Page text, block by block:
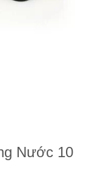
Nước 10